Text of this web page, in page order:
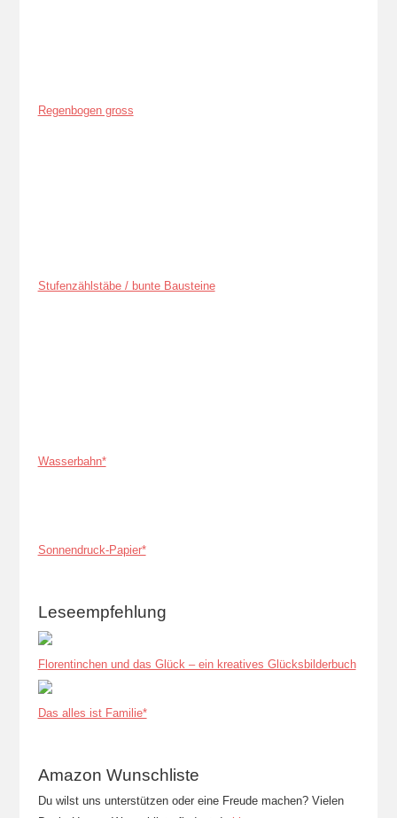
Regenbogen gross
Stufenzählstäbe / bunte Bausteine
Wasserbahn*
Sonnendruck-Papier*
Leseempfehlung
Florentinchen und das Glück – ein kreatives Glücksbilderbuch
Das alles ist Familie*
Amazon Wunschliste
Du wilst uns unterstützen oder eine Freude machen? Vielen